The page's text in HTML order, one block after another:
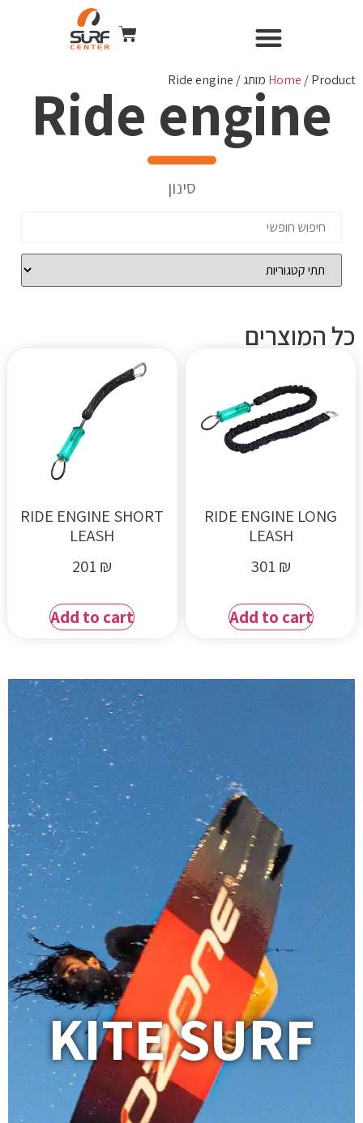
Home / Product מותג / Ride engineRide engine
סינון
כל המוצרים
RIDE ENGINE LONG
LEASH
301 ₪
Add to cart
RIDE ENGINE SHORT
LEASH
201 ₪
Add to cart
KITE SURF